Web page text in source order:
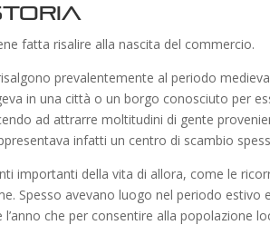
fatta risalire alla nascita del commercio.
prevalentemente al periodo
in una città o un borgo conosciuto per
ad attrarre moltitudini di gente
infatti un centro di scambio
importanti della vita di allora, come le
Spesso avevano luogo nel periodo estivo
che per consentire alla popolazione